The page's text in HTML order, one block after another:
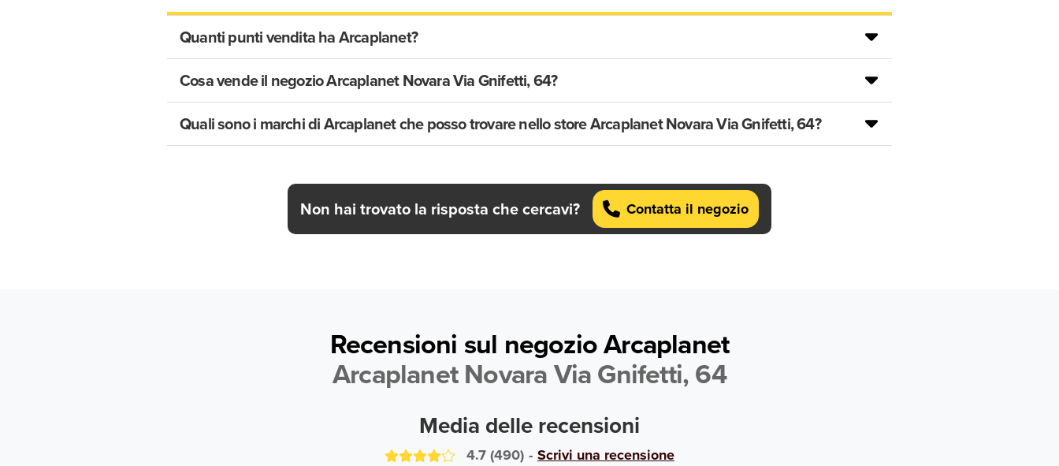
Quanti punti vendita ha Arcaplanet?
Cosa vende il negozio Arcaplanet Novara Via Gnifetti, 64?
Quali sono i marchi di Arcaplanet che posso trovare nello store Arcaplanet Novara Via Gnifetti, 64?
Non hai trovato la risposta che cercavi? Contatta il negozio
Recensioni sul negozio Arcaplanet
Arcaplanet Novara Via Gnifetti, 64
Media delle recensioni
4.7(490) - Scrivi una recensione